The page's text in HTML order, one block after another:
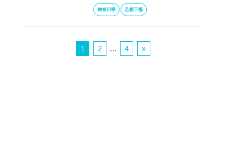
神奈川県 足柄下郡
1 2 … 4 »